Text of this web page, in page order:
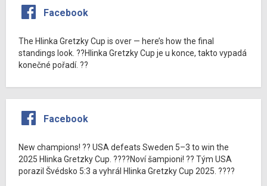
Facebook
The Hlinka Gretzky Cup is over — here’s how the final
standings look. ??Hlinka Gretzky Cup je u konce, takto vypadá
konečné pořadí. ??
Facebook
New champions! ?? USA defeats Sweden 5–3 to win the
2025 Hlinka Gretzky Cup. ????Noví šampioni! ?? Tým USA
porazil Švédsko 5:3 a vyhrál Hlinka Gretzky Cup 2025. ????